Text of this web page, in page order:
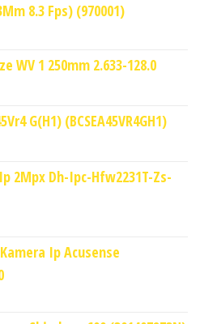
8.3 Fps) (970001)
WV 1 250mm 2.633-128.0
G(H1) (BCSEA45VR4GH1)
2Mpx Dh-Ipc-Hfw2231T-Zs-
Ip Acusense